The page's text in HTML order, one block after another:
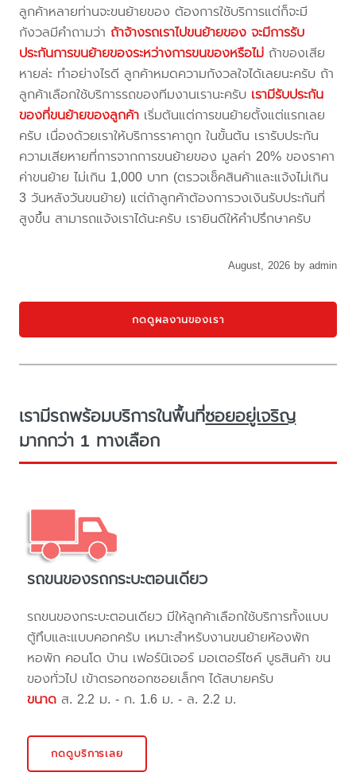
ลูกค้าหลายท่านจะขนย้ายของ ต้องการใช้บริการแต่ก็จะมี
กังวลมีคำถามว่า ถ้าจ้างรถเราไปขนย้ายของ จะมีการรับ
ประกันการขนย้ายของระหว่างการขนของหรือไม่ ถ้าของเสีย
หายล่ะ ทำอย่างไรดี ลูกค้าหมดความกังวลใจได้เลยนะครับ ถ้า
ลูกค้าเลือกใช้บริการรถของทีมงานเรานะครับ เรามีรับประกัน
ของที่ขนย้ายของลูกค้า เริ่มต้นแต่การขนย้ายตั้งแต่แรกเลย
ครับ เนื่องด้วยเราให้บริการราคาถูก ในขั้นต้น เรารับประกัน
ความเสียหายที่การจากการขนย้ายของ มูลค่า 20% ของราคา
ค่าขนย้าย ไม่เกิน 1,000 บาท (ตรวจเช็คสินค้าและแจ้งไม่เกิน
3 วันหลังวันขนย้าย) แต่ถ้าลูกค้าต้องการวงเงินรับประกันที่
สูงขึ้น สามารถแจ้งเราได้นะครับ เรายินดีให้คำปรึกษาครับ
August, 2026 by admin
กดดูผลงานของเรา
เรามีรถพร้อมบริการในพื้นที่ซอยอยู่เจริญ
มากกว่า 1 ทางเลือก
รถขนของรถกระบะตอนเดียว
รถขนของกระบะตอนเดียว มีให้ลูกค้าเลือกใช้บริการทั้งแบบ
ตู้ทึบและแบบคอกครับ เหมาะสำหรับงานขนย้ายห้องพัก
หอพัก คอนโด บ้าน เฟอร์นิเจอร์ มอเตอร์ไซค์ บูธสินค้า ขน
ของทั่วไป เข้าตรอกซอกซอยเล็กๆ ได้สบายครับ
ขนาด ส. 2.2 ม. - ก. 1.6 ม. - ล. 2.2 ม.
กดดูบริการเลย